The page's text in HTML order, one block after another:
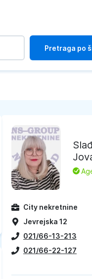
L
City nekretnine
Jevrejska 12
021/66-13-213
021/66-22-127